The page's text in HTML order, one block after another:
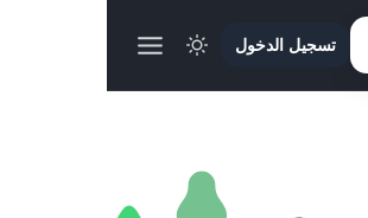
تسجيل الدخول